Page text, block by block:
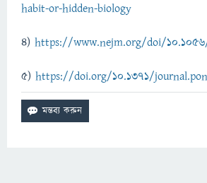
habit-or-hidden-biology
4) https://www.nejm.org/doi/
5) https://doi.org/10.1371/